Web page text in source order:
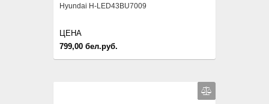
Hyundai H-LED43BU7009
799,00 бел.руб.
ЦЕНА